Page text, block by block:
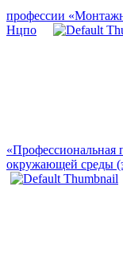
профессии
Нцпо
«Профессиональная
окружающей среды